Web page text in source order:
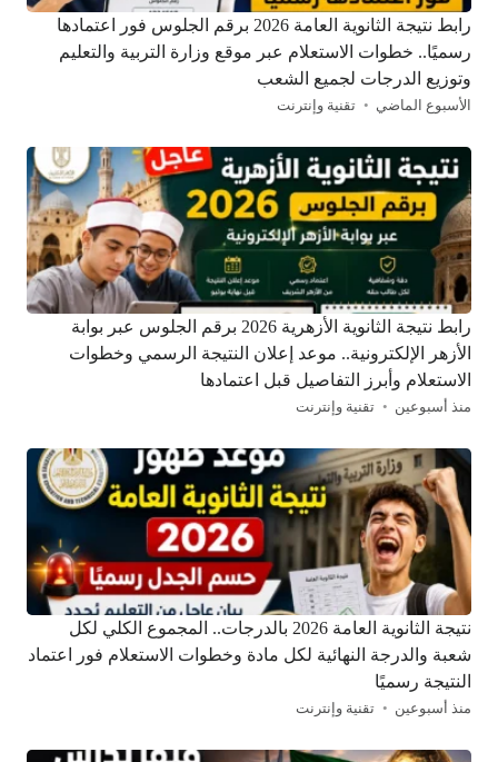
رابط نتيجة الثانوية العامة 2026 برقم الجلوس فور اعتمادها
رسميًا.. خطوات الاستعلام عبر موقع وزارة التربية والتعليم
وتوزيع الدرجات لجميع الشعب
الأسبوع الماضي تقنية وإنترنت
رابط نتيجة الثانوية الأزهرية 2026 برقم الجلوس عبر بوابة
الأزهر الإلكترونية.. موعد إعلان النتيجة الرسمي وخطوات
الاستعلام وأبرز التفاصيل قبل اعتمادها
منذ أسبوعين تقنية وإنترنت
نتيجة الثانوية العامة 2026 بالدرجات.. المجموع الكلي لكل
شعبة والدرجة النهائية لكل مادة وخطوات الاستعلام فور اعتماد
النتيجة رسميًا
منذ أسبوعين تقنية وإنترنت